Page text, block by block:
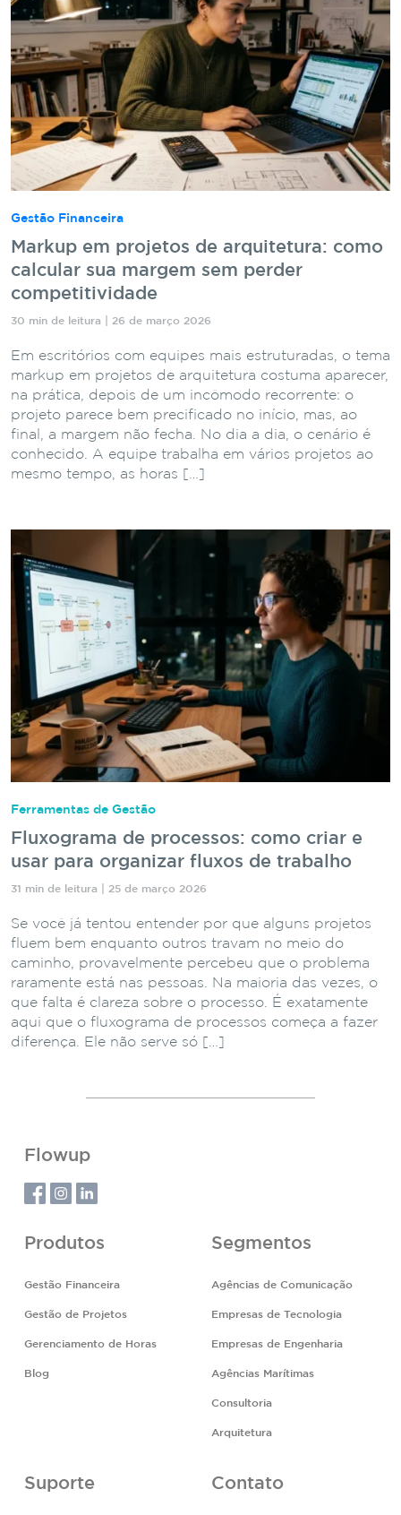
Gestão Financeira
Markup em projetos de arquitetura: como
calcular sua margem sem perder
competitividade
30 min de leitura | 26 de março 2026
Em escritórios com equipes mais estruturadas, o tema
markup em projetos de arquitetura costuma aparecer,
na prática, depois de um incômodo recorrente: o
projeto parece bem precificado no início, mas, ao
final, a margem não fecha. No dia a dia, o cenário é
conhecido. A equipe trabalha em vários projetos ao
mesmo tempo, as horas […]
Ferramentas de Gestão
Fluxograma de processos: como criar e
usar para organizar fluxos de trabalho
31 min de leitura | 25 de março 2026
Se você já tentou entender por que alguns projetos
fluem bem enquanto outros travam no meio do
caminho, provavelmente percebeu que o problema
raramente está nas pessoas. Na maioria das vezes, o
que falta é clareza sobre o processo. É exatamente
aqui que o fluxograma de processos começa a fazer
diferença. Ele não serve só […]
Flowup
Produtos
Gestão Financeira
Gestão de Projetos
Gerenciamento de Horas
Blog
Segmentos
Agências de Comunicação
Empresas de Tecnologia
Empresas de Engenharia
Agências Marítimas
Consultoria
Arquitetura
Suporte Contato